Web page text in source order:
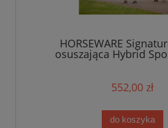
HORSEWARE
osuszająca Hybrid
552,00 zł
do koszyka